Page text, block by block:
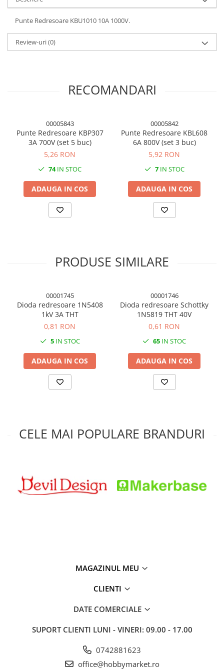
Panouri solare
Scule si aparate de masura
Aparate de masura si testare
Scule manuale si electrice
de lucru
Cabluri si conectori
terminale
Componente electronice
Rezistente si termistori
Tranzistori si circuite integrate
Intrerupatoare
Smart Home
Punte Redresoare KBU1010 10A 1000V.
Review-uri(0)
RECOMANDARI
00005843
Punte Redresoare KBP307
3A 700V (set 5 buc)
5,26 RON
74IN STOC
ADAUGA IN COS
00005842
Punte Redresoare KBL608
6A 800V (set 3 buc)
5,92 RON
7IN STOC
ADAUGA IN COS
PRODUSE SIMILARE
00001745
Dioda redresoare 1N5408
1kV 3A THT
0,81 RON
5IN STOC
ADAUGA IN COS
00001746
Dioda redresoare Schottky
1N5819 THT 40V
0,61 RON
65 IN STOC
ADAUGA IN COS
CELE MAI POPULARE BRANDURI
MAGAZINUL MEU
CLIENTI
DATE COMERCIALE
SUPORT CLIENTI LUNI - VINERI: 09.00 - 17.00
0742881623
office@hobbymarket.ro